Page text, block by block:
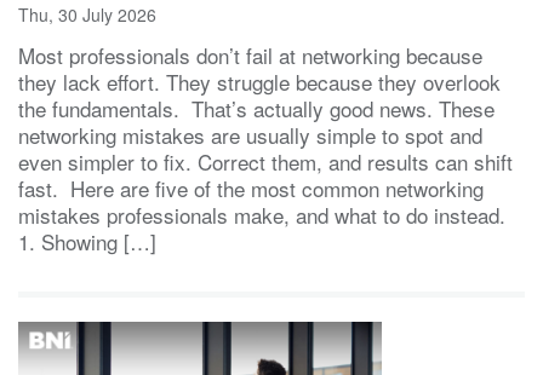
Thu, 30 July 2026
Most professionals don’t fail at networking because
they lack effort. They struggle because they overlook
the fundamentals. That’s actually good news. These
networking mistakes are usually simple to spot and
even simpler to fix. Correct them, and results can shift
fast. Here are five of the most common networking
mistakes professionals make, and what to do instead.
1. Showing […]